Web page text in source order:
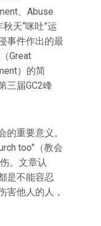
、Abuse
天“咪吐”运
事件作出的最
Great
）的简
三届GC2峰
的重要意义。
too”（教会
。文章认
是不能容忍
害他人的人，